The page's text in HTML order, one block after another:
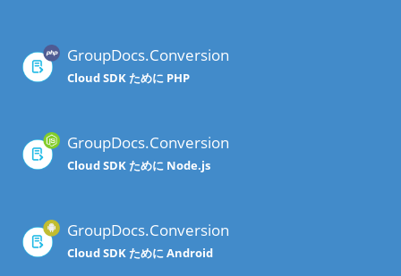
GroupDocs.Conversion
Cloud SDK ために PHP
GroupDocs.Conversion
Cloud SDK ために Node.js
GroupDocs.Conversion
Cloud SDK ために Android